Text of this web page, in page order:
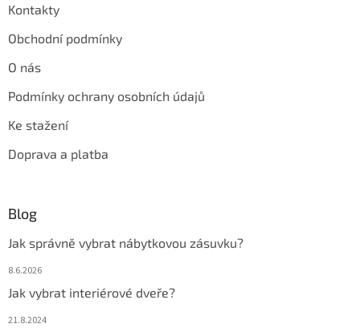
Kontakty
Obchodní podmínky
O nás
Podmínky ochrany osobních údajů
Ke stažení
Doprava a platba
Blog
Jak správně vybrat nábytkovou zásuvku?
8.6.2026
Jak vybrat interiérové dveře?
21.8.2024